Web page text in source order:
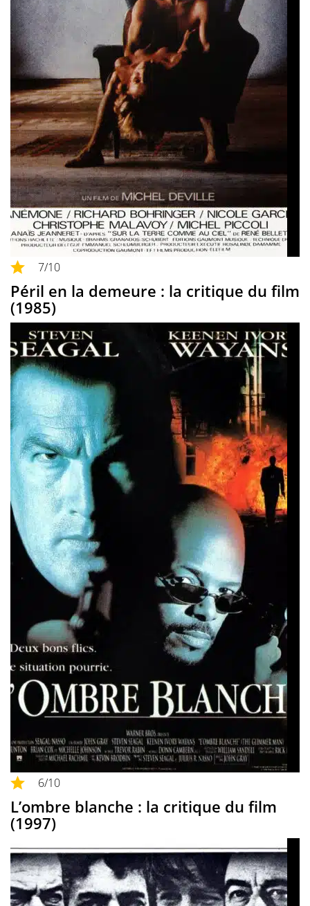
7/10
Péril en la demeure : la critique du film
(1985)
6/10
L’ombre blanche : la critique du film
(1997)